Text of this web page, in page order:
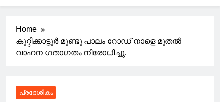
Home
കുറ്റിക്കാട്ടൂർ മുണ്ടു പാലം റോഡ് നാളെ മുതൽ
വാഹന ഗതാഗതം നിരോധിച്ചു.
പ്രദേശികം